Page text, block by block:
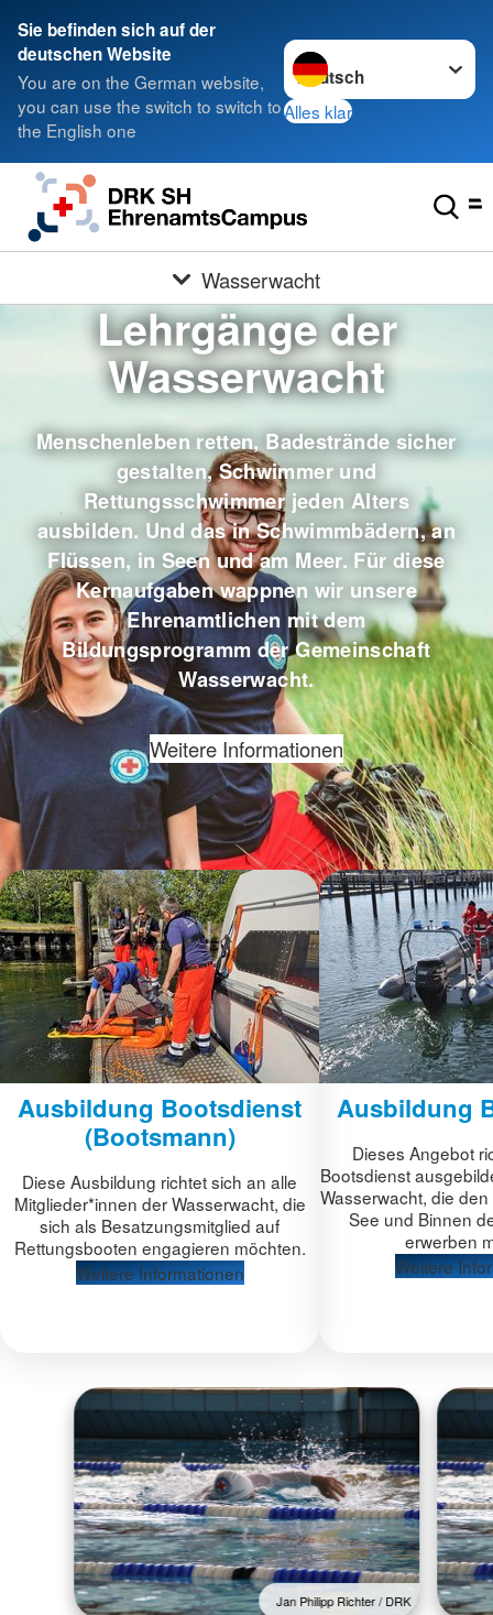
Sie befinden sich auf der
deutschen Website
You are on the German website,
you can use the switch to switch to
the English one
Sprache wechseln zu
Alles klar
Wasserwacht
Lehrgänge der
Wasserwacht
Menschenleben retten, Badestrände sicher
gestalten, Schwimmer und
Rettungsschwimmer jeden Alters
ausbilden. Und das in Schwimmbädern, an
Flüssen, in Seen und am Meer. Für diese
Kernaufgaben wappnen wir unsere
Ehrenamtlichen mit dem
Bildungsprogramm der Gemeinschaft
Wasserwacht.
Weitere Informationen
Ausbildung Bootsdienst
(Bootsmann)
Diese Ausbildung richtet sich an alle
Mitglieder*innen der Wasserwacht, die
sich als Besatzungsmitglied auf
Rettungsbooten engagieren möchten.
Weitere Informationen
Ausbildung
Dieses Angebot
Bootsdienst
Wasserwacht, die
See und Binnen
erwerben
Weitere
Jan Philipp Richter / DRK